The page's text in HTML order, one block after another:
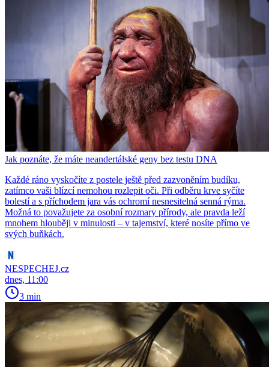
Jak poznáte, že máte neandertálské geny bez testu DNA
Každé ráno vyskočíte z postele ještě před zazvoněním budíku,
zatímco vaši blízcí nemohou rozlepit oči. Při odběru krve syčíte
bolestí a s příchodem jara vás ochromí nesnesitelná senná rýma.
Možná to považujete za osobní rozmary přírody, ale pravda leží
mnohem hlouběji v minulosti – v tajemství, které nosíte přímo ve
svých buňkách.
NESPECHEJ.cz
dnes, 11:00
3 min